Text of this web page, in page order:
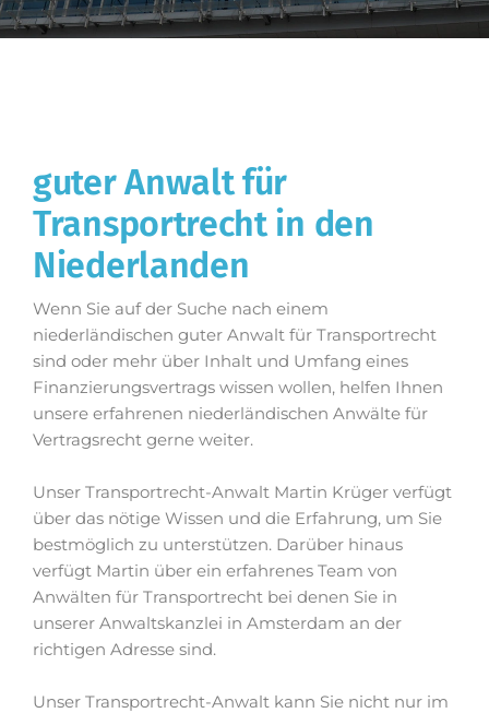
guter Anwalt für
Transportrecht in den
Niederlanden
Wenn Sie auf der Suche nach einem
niederländischen guter Anwalt für Transportrecht
sind oder mehr über Inhalt und Umfang eines
Finanzierungsvertrags wissen wollen, helfen Ihnen
unsere erfahrenen niederländischen Anwälte für
Vertragsrecht gerne weiter.
Unser Transportrecht-Anwalt Martin Krüger verfügt
über das nötige Wissen und die Erfahrung, um Sie
bestmöglich zu unterstützen. Darüber hinaus
verfügt Martin über ein erfahrenes Team von
Anwälten für Transportrecht bei denen Sie in
unserer Anwaltskanzlei in Amsterdam an der
richtigen Adresse sind.
Unser Transportrecht-Anwalt kann Sie nicht nur im